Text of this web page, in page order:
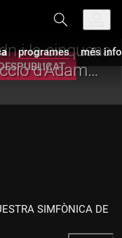
programes
més info
Música
i la cinquena
d'Adam
SIMFÒNICA DE